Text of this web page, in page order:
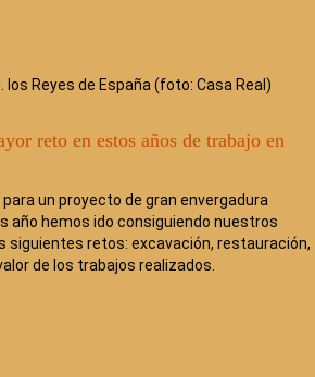
los Reyes de España (foto: Casa Real)
reto en estos años de trabajo en
un proyecto de gran envergadura
año hemos ido consiguiendo nuestros
siguientes retos: excavación, restauración,
de los trabajos realizados.